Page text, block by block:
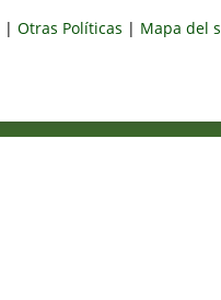
| Otras Políticas | Mapa del